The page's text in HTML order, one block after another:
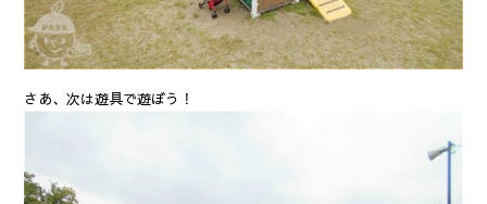
さあ、次は遊具で遊ぼう！